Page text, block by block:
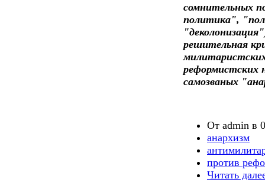
сомнительных
политика",
решительная
реформистских
самозваных
От admin в
анархизм
против
Читать